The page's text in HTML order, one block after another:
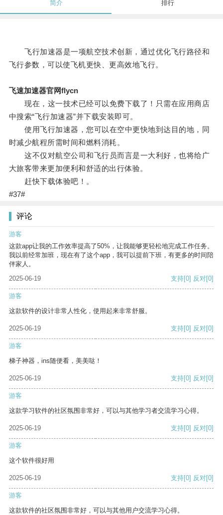
简介 排行
飞行加速器是一项航空技术创新，通过优化飞行路径和
飞行参数，可以使飞机更快、更高效地飞行。
飞速加速器官网flycn
现在，这一技术已经可以免费下载了！只需在应用商店
中搜索“飞行加速器”并下载安装即可。
使用飞行加速器，您可以在空中更快地到达目的地，同
时减少航程所需时间和燃料消耗。
这不仅对航空公司和飞行员而言是一大利好，也将给广
大旅客带来更加便利和舒适的出行体验。
赶快下载体验吧！。
#37#
评论
游客
这款app让我的工作效率提高了50%，让我能够更轻松地完成工作任务。
我以前经常加班，现在有了这个app，我可以提前下班，有更多的时间陪
伴家人。
2025-06-19
支持[0] 反对[0]
游客
这款软件的设计非常人性化，使用起来非常舒服。
2025-06-19 支持[0] 反对[0]
游客
梯子神器，ins随便看，美美哒！
2025-06-19 支持[0] 反对[0]
游客
这款学习软件的社区氛围非常好，可以与其他学习者交流学习心得。
2025-06-19 支持[0] 反对[0]
游客
这个软件很好用
2025-06-19 支持[0] 反对[0]
游客
这款软件的社区氛围非常好，可以与其他用户交流学习心得。